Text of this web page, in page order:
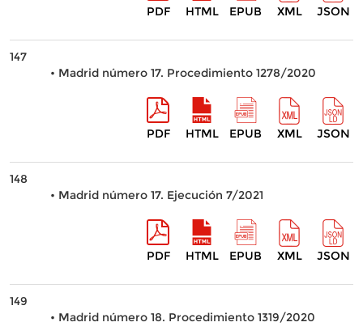
PDF HTML EPUB XML JSON
147
• Madrid número 17. Procedimiento 1278/2020
PDF HTML EPUB XML JSON
148
• Madrid número 17. Ejecución 7/2021
PDF HTML EPUB XML JSON
149
• Madrid número 18. Procedimiento 1319/2020